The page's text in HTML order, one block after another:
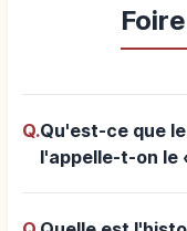
Q.Qu'est-ce que
l'appelle-t-on le